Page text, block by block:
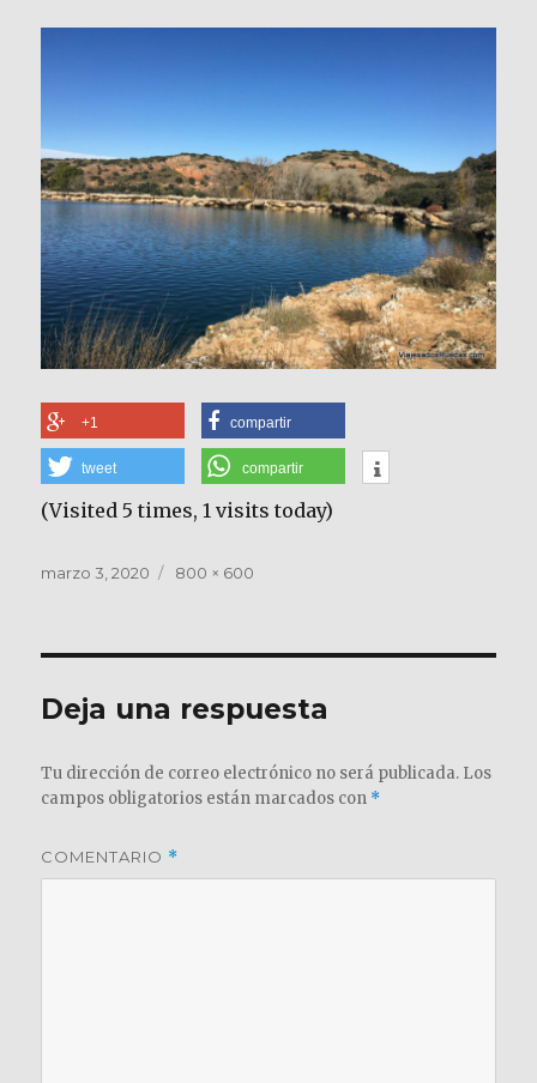
+1 compartir
tweet compartir
(Visited 5 times, 1 visits today)
Publicado
marzo 3, 2020
Tamaño
800 × 600
Deja una respuesta
Tu dirección de correo electrónico no será publicada. Los
campos obligatorios están marcados con *
COMENTARIO *